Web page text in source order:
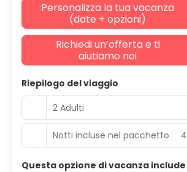
Personalizza la tua vacanza
(date + opzioni)
Richiedi un’offerta e ti
aiutiamo noi
Riepilogo del viaggio
2 Adulti
Notti incluse nel pacchetto 4
Questa opzione di vacanza include